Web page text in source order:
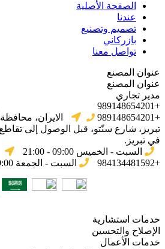
الصفحة الأصلية
عندنا
تصميم وتصنيع
بازركاني
تواصل معنا
عنوان المصنع
عنوان المصنع
مدير تجاري
+989148654201
+989148654201
الایران،
تبریز، شارع سنّتو، قبل الوصول إلى
في تبریز.
السبت - الخميس 09:00 - 21:00
+984134481592
السبت - الجمعة 09:00 - 17:00
خدمات استشارية
الإصلاح والتحسين
خدمات الأعمال